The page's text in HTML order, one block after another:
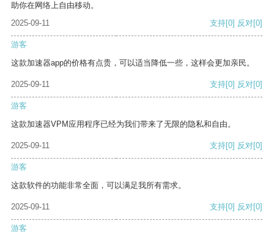
助你在网络上自由移动。
2025-09-11
支持[0] 反对[0]
游客
这款加速器app的价格有点贵，可以适当降低一些，这样会更加亲民。
2025-09-11 支持[0] 反对[0]
游客
这款加速器VPM应用程序已经为我们带来了无限的隐私和自由。
2025-09-11 支持[0] 反对[0]
游客
这款软件的功能非常全面，可以满足我所有需求。
2025-09-11 支持[0] 反对[0]
游客